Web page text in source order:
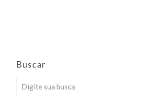
Buscar